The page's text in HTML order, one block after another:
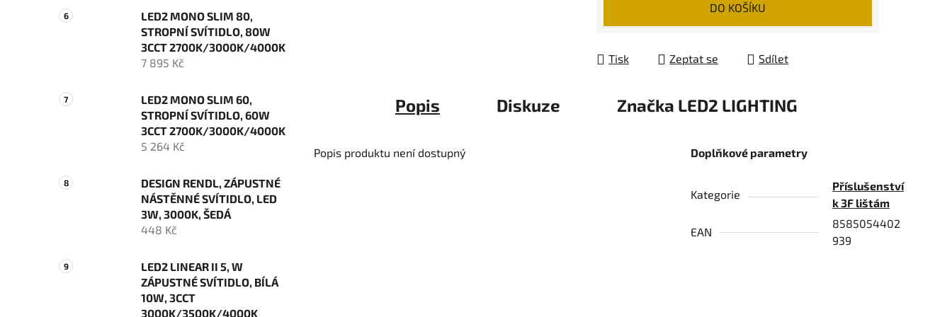
LED2 MONO SLIM 80,
STROPNÍ SVÍTIDLO, 80W
3CCT 2700K/3000K/4000K
7 895 Kč
LED2 MONO SLIM 60,
STROPNÍ SVÍTIDLO, 60W
3CCT 2700K/3000K/4000K
5 264 Kč
DESIGN RENDL, ZÁPUSTNÉ
NÁSTĚNNÉ SVÍTIDLO, LED
3W, 3000K, ŠEDÁ
448 Kč
LED2 LINEAR II 5, W
ZÁPUSTNÉ SVÍTIDLO, BÍLÁ
10W, 3CCT
3000K/3500K/4000K
DO KOŠÍKU
Tisk Zeptat se Sdílet
Popis Diskuze Značka LED2 LIGHTING
Popis produktu není dostupný Doplňkové parametry
Kategorie
Příslušenství
k 3F lištám
EAN
8585054402
939